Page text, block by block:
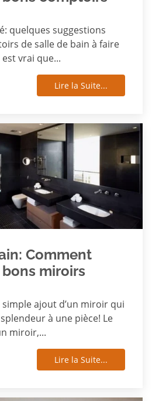
quelques suggestions
de salle de bain à faire
est vrai que...
Lire la Suite...
Comment
miroirs
simple ajout d’un miroir qui
à une pièce! Le
miroir,...
Lire la Suite...